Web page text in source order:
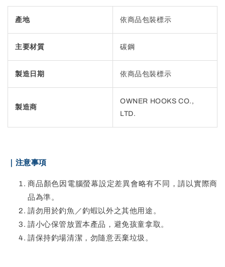
產地 依商品包裝標示
主要材質 碳鋼
製造日期 依商品包裝標示
製造商
OWNER HOOKS CO.,
LTD.
｜注意事項
商品顏色因電腦螢幕設定差異會略有不同，請以實際商
品為準。
請勿用於釣魚／釣蝦以外之其他用途。
請小心保管放置本產品，避免孩童拿取。
請保持釣場清潔，勿隨意丟棄垃圾。